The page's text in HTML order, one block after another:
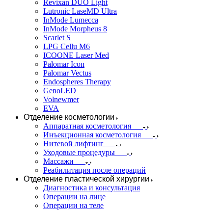
Revixan DUO Light
Lutronic LaseMD Ultra
InMode Lumecca
InMode Morpheus 8
Scarlet S
LPG Cellu M6
ICOONE Laser Med
Palomar Icon
Palomar Vectus
Endospheres Therapy
GenoLED
Volnewmer
EVA
Отделение косметологии
Аппаратная косметология
Инъекционная косметология
Нитевой лифтинг
Уходовые процедуры
Массажи
Реабилитация после операций
Отделение пластической хирургии
Диагностика и консультация
Операции на лице
Операции на теле